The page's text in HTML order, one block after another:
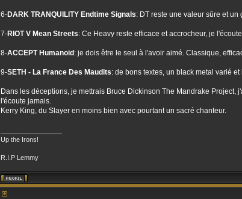
6-DARK TRANQUILITY Endtime Signals: DT reste une valeur sûre et un
7-RIOT V Mean Streets: Ce Heavy reste efficace et accrocheur, je
8-ACCEPT Humanoid : je dois être le seul à l'avoir aimé. Classique,
9-SETH - La France Des Maudits: de bons textes, un black metal varié
Dans les déceptions, je mettrais Bruce Dickinson The Mandrake
l'écoute jamais.
Kerry King, du Slayer en moins bien avec pourtant un sacré chanteur.
Up the Irons!
R.I.P Lemmy